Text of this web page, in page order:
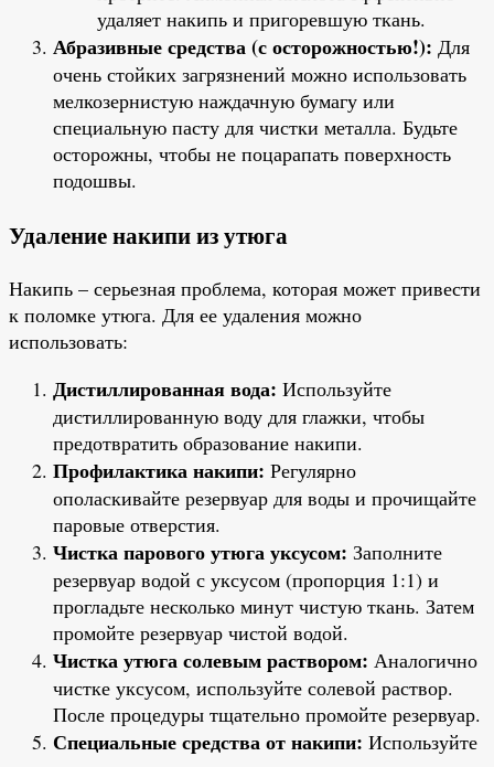
удаляет накипь и пригоревшую ткань.
Абразивные средства (с осторожностью!): Для
очень стойких загрязнений можно использовать
мелкозернистую наждачную бумагу или
специальную пасту для чистки металла. Будьте
осторожны, чтобы не поцарапать поверхность
подошвы.
Удаление накипи из утюга
Накипь – серьезная проблема, которая может привести
к поломке утюга. Для ее удаления можно
использовать:
Дистиллированная вода: Используйте
дистиллированную воду для глажки, чтобы
предотвратить образование накипи.
Профилактика накипи: Регулярно
ополаскивайте резервуар для воды и прочищайте
паровые отверстия.
Чистка парового утюга уксусом: Заполните
резервуар водой с уксусом (пропорция 1:1) и
прогладьте несколько минут чистую ткань. Затем
промойте резервуар чистой водой.
Чистка утюга солевым раствором: Аналогично
чистке уксусом, используйте солевой раствор.
После процедуры тщательно промойте резервуар.
Специальные средства от накипи: Используйте